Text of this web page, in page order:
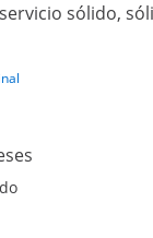
sólido,